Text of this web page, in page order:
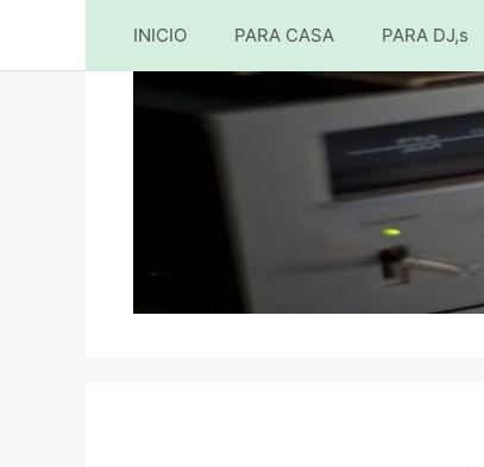
al
INICIO PARA CASA PARA DJ,s